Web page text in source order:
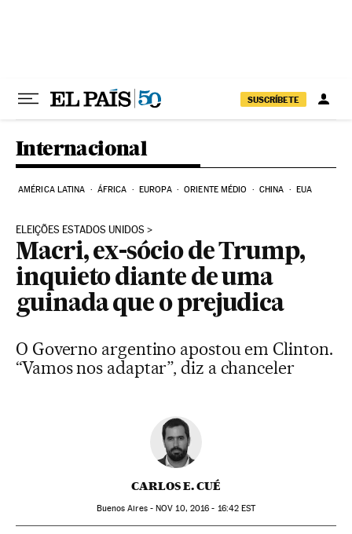
SUSCRÍBETE
Internacional
AMÉRICA LATINA ÁFRICA EUROPA ORIENTE MÉDIO CHINA EUA
ELEIÇÕES ESTADOS UNIDOS
Macri, ex-sócio de Trump,
inquieto diante de uma
guinada que o prejudica
O Governo argentino apostou em Clinton.
“Vamos nos adaptar”, diz a chanceler
CARLOS E. CUÉ
Buenos Aires -NOV 10, 2016 - 16:42 EST